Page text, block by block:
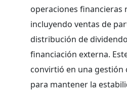
operaciones financieras
incluyendo ventas de
distribución de
financiación externa.
convirtió en una gestión
para mantener la